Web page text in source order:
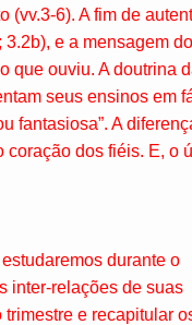
(vv.3-6). A fim de
e a mensagem
que ouviu. A doutrina
seus ensinos em
fantasiosa”. A
dos fiéis. E, o
durante o
inter-relações de suas
e recapitular